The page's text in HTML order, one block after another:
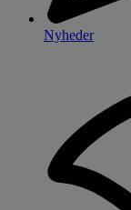
Nyheder